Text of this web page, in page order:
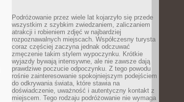
Podróżowanie przez wiele lat kojarzyło się przede
wszystkim z szybkim zwiedzaniem, zaliczaniem
atrakcji i robieniem zdjęć w najbardziej
rozpoznawalnych miejscach. Współczesny turysta
coraz częściej zaczyna jednak odczuwać
zmęczenie takim stylem wypoczynku. Krótkie
wyjazdy bywają intensywne, ale nie zawsze dają
prawdziwe poczucie odpoczynku. Z tego powodu
rośnie zainteresowanie spokojniejszym podejściem
do odkrywania świata, które stawia na
doświadczenie, uważność i autentyczny kontakt z
miejscem. Tego rodzaju podróżowanie nie wymaga